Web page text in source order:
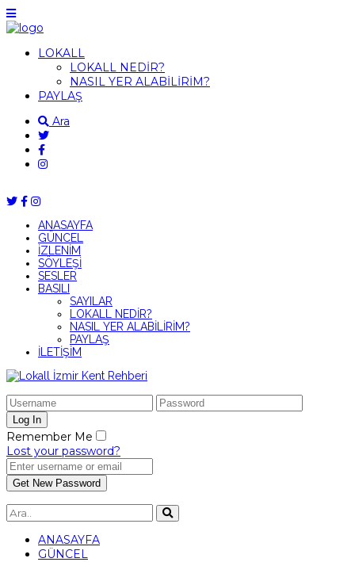
LOKALL
LOKALL NEDİR?
NASIL YER ALABİLİRİM?
PAYLAŞ
Ara
ANASAYFA
GÜNCEL
İZLENİM
SÖYLEŞİ
SESLER
BASILI
SAYILAR
LOKALL NEDİR?
NASIL YER ALABİLİRİM?
PAYLAŞ
İLETİŞİM
Remember Me
Lost your password?
ANASAYFA
GÜNCEL